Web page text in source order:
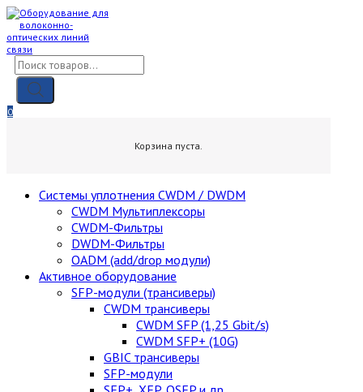
Skip
content
Поиск
товаров
0
Корзина пуста.
Cистемы уплотнения CWDM / DWDM
CWDM Мультиплексоры
CWDM-Фильтры
DWDM-Фильтры
OADM (add/drop модули)
Активное оборудование
SFP-модули (трансиверы)
CWDM трансиверы
CWDM SFP (1,25 Gbit/s)
CWDM SFP+ (10G)
GBIC трансиверы
SFP-модули